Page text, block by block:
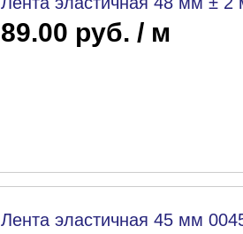
89.00 руб. / м
Лента эластичная 45 мм